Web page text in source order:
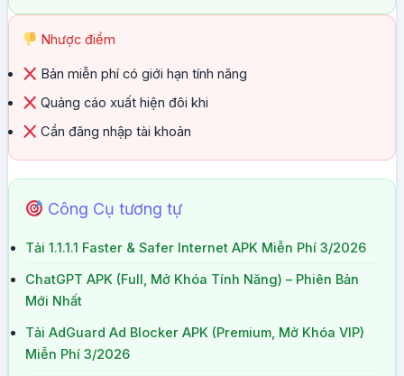
Nhược điểm
Bản miễn phí có giới hạn tính năng
Quảng cáo xuất hiện đôi khi
Cần đăng nhập tài khoản
Công Cụ tương tự
Tải 1.1.1.1 Faster & Safer Internet APK Miễn Phí 3/2026
ChatGPT APK (Full, Mở Khóa Tính Năng) – Phiên Bản
Mới Nhất
Tải AdGuard Ad Blocker APK (Premium, Mở Khóa VIP)
Miễn Phí 3/2026